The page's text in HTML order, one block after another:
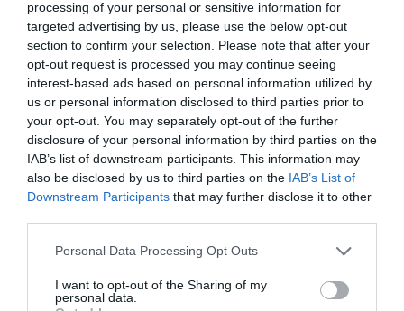
processing of your personal or sensitive information for
targeted advertising by us, please use the below opt-out
section to confirm your selection. Please note that after your
opt-out request is processed you may continue seeing
interest-based ads based on personal information utilized by
us or personal information disclosed to third parties prior to
your opt-out. You may separately opt-out of the further
disclosure of your personal information by third parties on the
IAB’s list of downstream participants. This information may
also be disclosed by us to third parties on the IAB’s List of
Downstream Participants that may further disclose it to other
Personal Data Processing Opt Outs
I want to opt-out of the Sharing of my
personal data.
Nokia, Ericsson... Huawei: lo que importan
son las patentes
Eulogio López
Isabel Pantoja pierde dos pleitos
con Hacienda por 700.000
euros... suma y sigue
Eulogio López